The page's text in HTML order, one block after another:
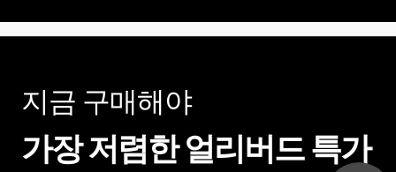
지금 구매해야
가장 저렴한 얼리버드 특가